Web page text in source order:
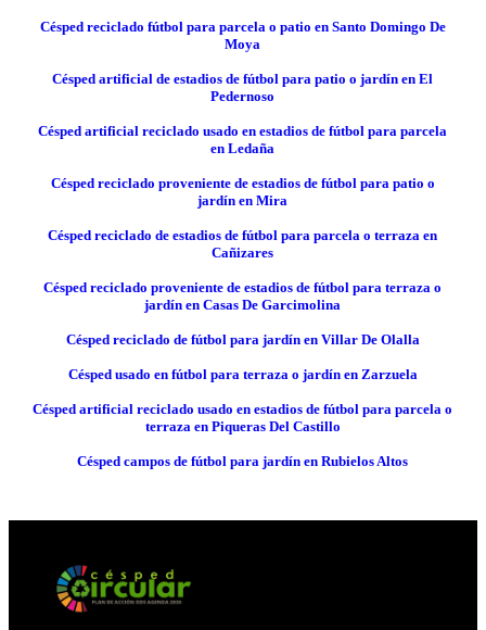
Césped reciclado fútbol para parcela o patio en Santo Domingo De
Moya
Césped artificial de estadios de fútbol para patio o jardín en El
Pedernoso
Césped artificial reciclado usado en estadios de fútbol para parcela
en Ledaña
Césped reciclado proveniente de estadios de fútbol para patio o
jardín en Mira
Césped reciclado de estadios de fútbol para parcela o terraza en
Cañizares
Césped reciclado proveniente de estadios de fútbol para terraza o
jardín en Casas De Garcimolina
Césped reciclado de fútbol para jardín en Villar De Olalla
Césped usado en fútbol para terraza o jardín en Zarzuela
Césped artificial reciclado usado en estadios de fútbol para parcela o
terraza en Piqueras Del Castillo
Césped campos de fútbol para jardín en Rubielos Altos